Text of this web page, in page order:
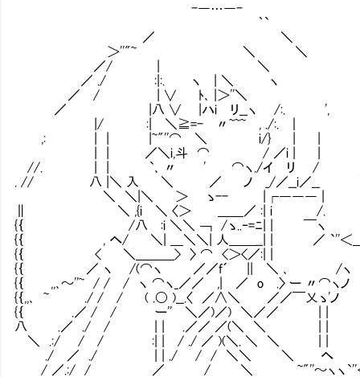
-―…―-
｀`
／ ＼
＞''"~ ＼ ＼
／/ | ＼
／ ./ :|:. ヽ | ＼ ヽ
／ / | ∨ ﾄ､ |＞''＼
／ |八 ∨ |ハi リ__ヽ /:. ', 近衛式で脳み
|/ :| ＼≧=- 〃~~~ , ./:. ｜
,: | | |~"''⌒ ＼ i/} | | ご
| | ／＼i,斗 ⌒ / ／i | |
//. | | `､ 〃 ' ⌒ヽ./イ リ / じゃあ
. // 八 |＼ 入 ＼ ／ ノ _/／__i／__
＼ ＼|＼ ＞ ゝ-- |┌――― |
∥ ＼ ,{i ＼ 〈＞ ＿＿／ :| i /
{｛ /八 :i ＼＼ ￢ /ゝ..‐=ﾆ| | ￣
{｛ , へ/ ＼| ＿＼＼| 人＿＿__| | ／ `''＜＿
{｛ < ＼＿＿＿> 〉 ⌒ <＞<／:|
{｛ ／ ヽ /(⌒ヽ ／／f´ || ＼ ､ /
{｛ ,,､～''~ / / / ヽ ⌒ヽ_／／ ,| ／ o .〉 ー 〃⌒
{｛,,､ ~ ./ / / ( .〇 )__.〈 ／∧＼ ／／￣乂ゝ'ノ
{｛ .／ / / ー'' ＼／)／) ＼／／ | | :|
八 .／ ./ / | | .／／ ／(＼ ＼ | | :|
＼ .:/ / / :| | / ./ ／ )(＼. ＼ ＼ | | :|
./ ／ ./ | | ./ / / ＼＼ ＼ へ :|
/ ／.:/ / ／ / ＼ ~"''～ヽヽ`''＜